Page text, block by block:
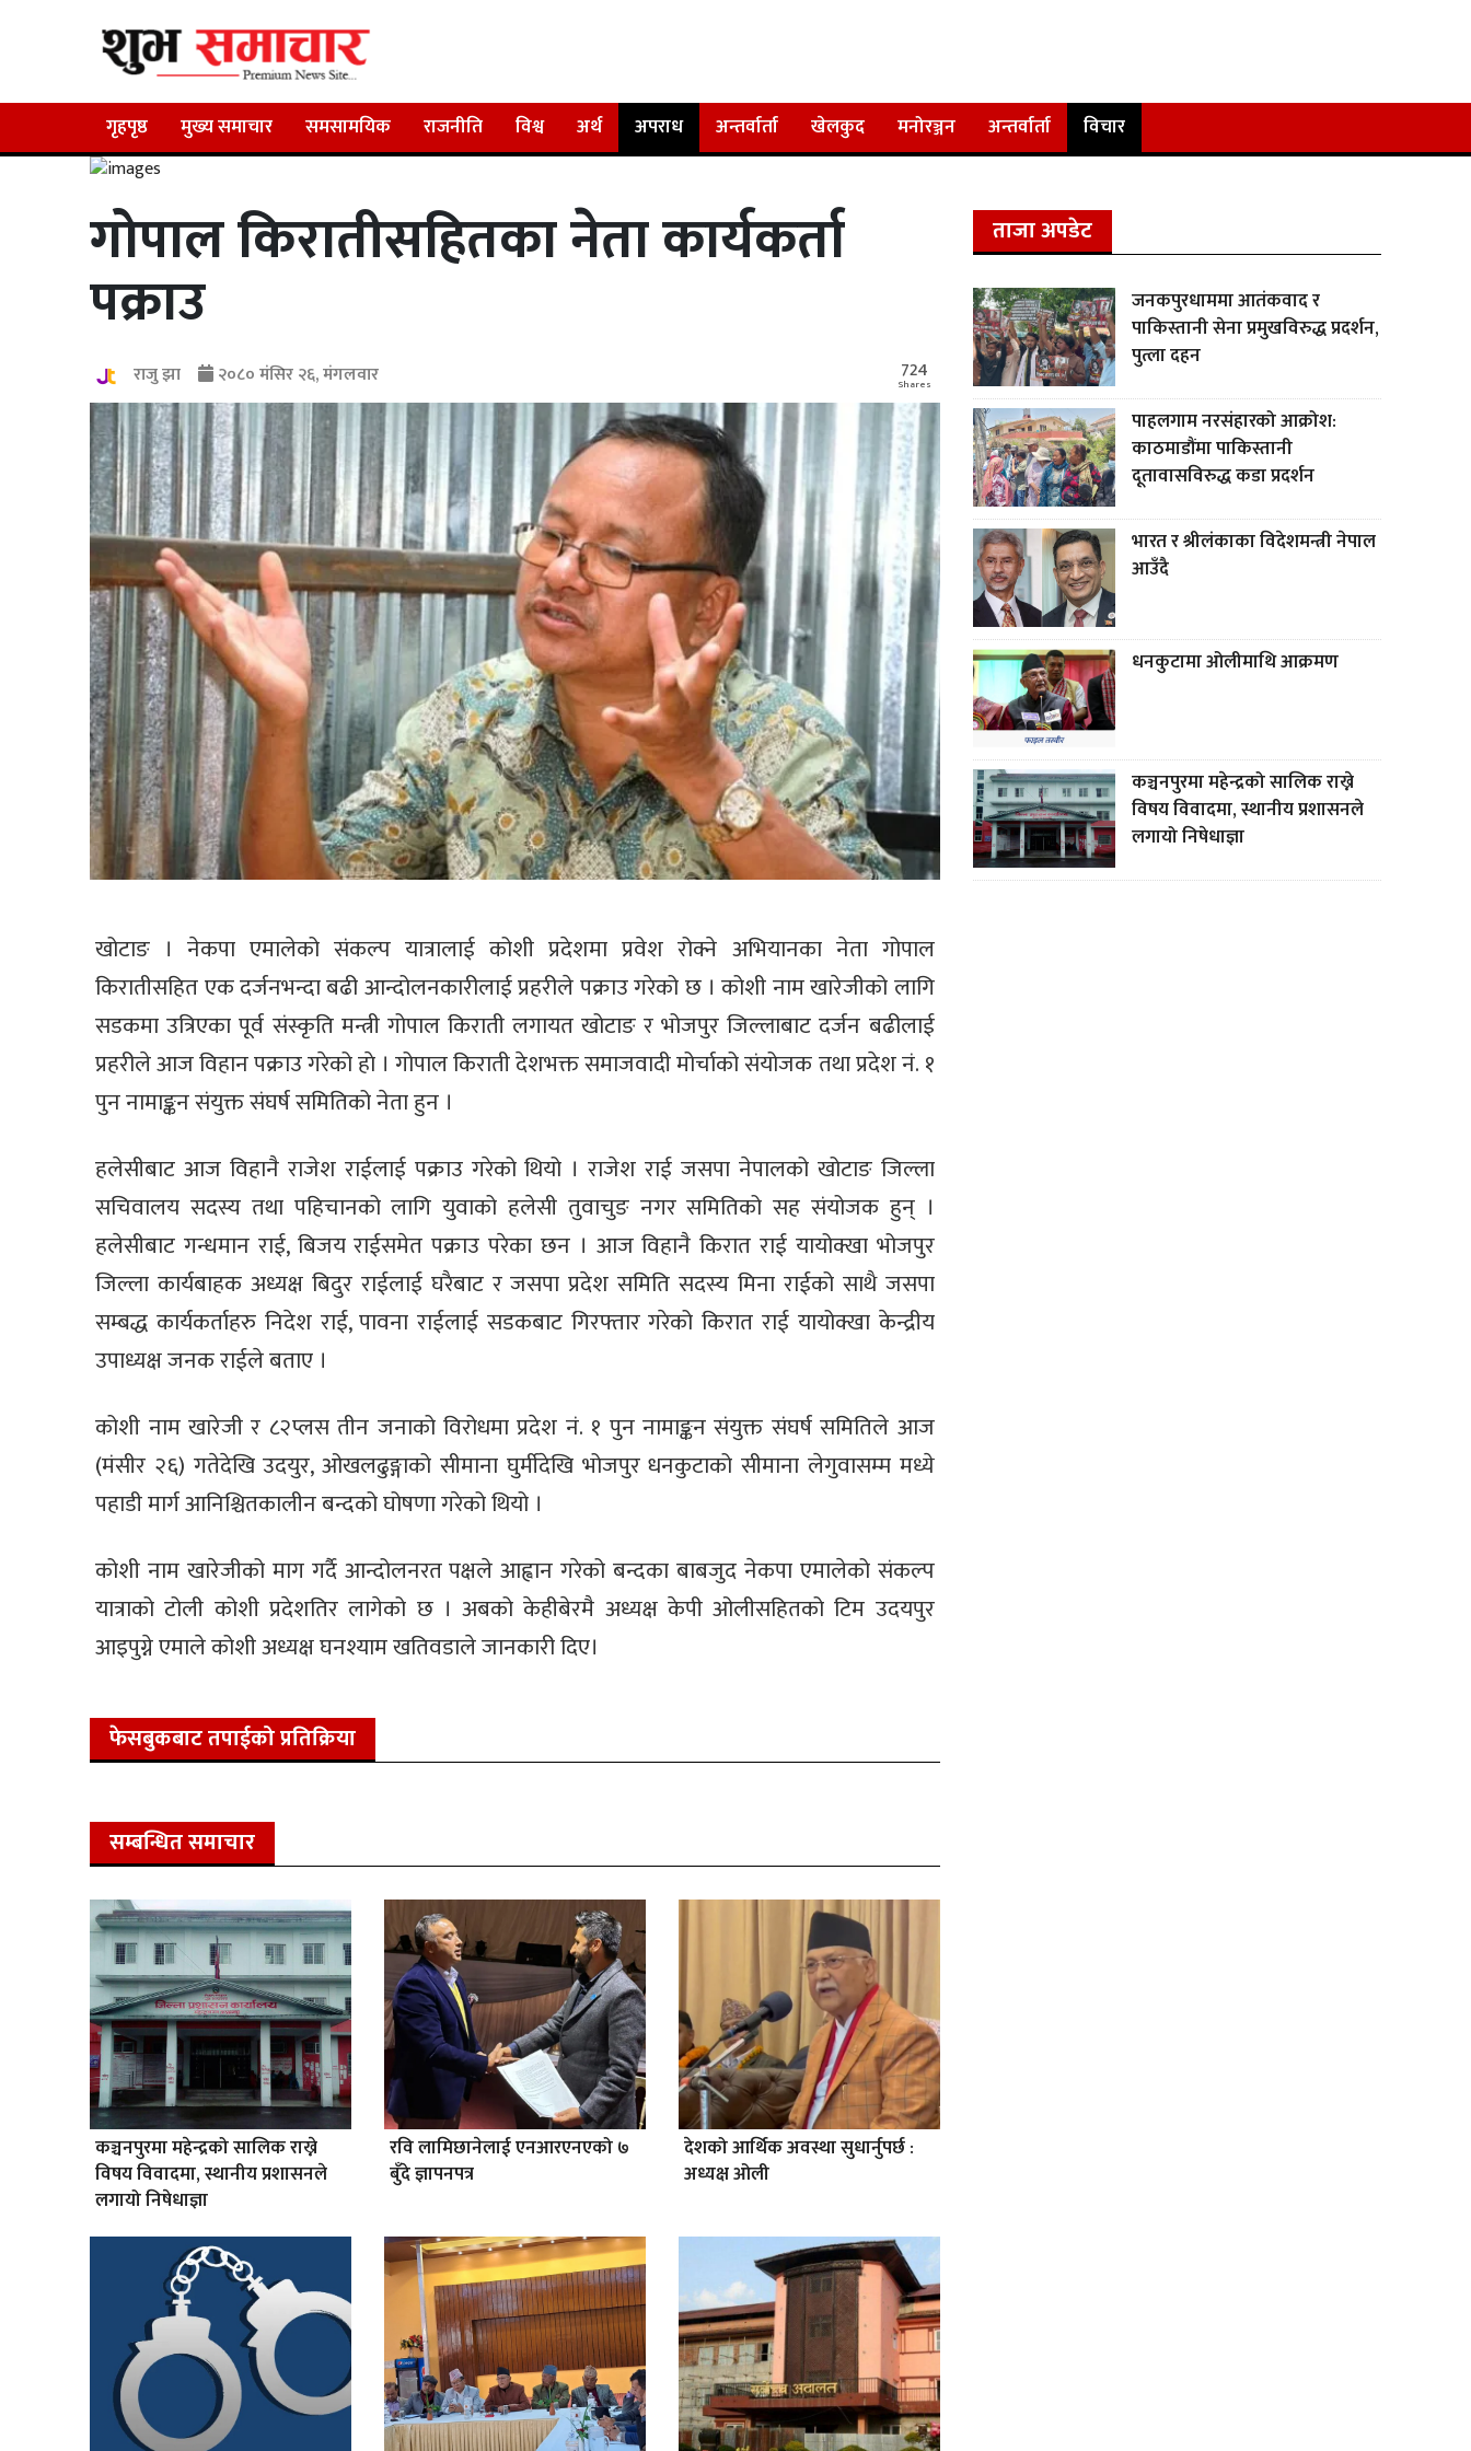
गृहपृष्ठ मुख्य समाचार समसामयिक राजनीति विश्व अर्थ अपराध अन्तर्वार्ता खेलकुद मनोरञ्जन अन्तर्वार्ता विचार
गोपाल किरातीसहितका नेता कार्यकर्ता
पक्राउ
राजु झा २०८० मंसिर २६, मंगलवार 724
Shares
खोटाङ । नेकपा एमालेको संकल्प यात्रालाई कोशी प्रदेशमा प्रवेश रोक्ने अभियानका नेता गोपाल
किरातीसहित एक दर्जनभन्दा बढी आन्दोलनकारीलाई प्रहरीले पक्राउ गरेको छ । कोशी नाम खारेजीको लागि
सडकमा उत्रिएका पूर्व संस्कृति मन्त्री गोपाल किराती लगायत खोटाङ र भोजपुर जिल्लाबाट दर्जन बढीलाई
प्रहरीले आज विहान पक्राउ गरेको हाे । गोपाल किराती देशभक्त समाजवादी मोर्चाको संयोजक तथा प्रदेश नं. १
पुन नामाङ्कन संयुक्त संघर्ष समितिको नेता हुन ।
हलेसीबाट आज विहानै राजेश राईलाई पक्राउ गरेको थियो । राजेश राई जसपा नेपालको खोटाङ जिल्ला
सचिवालय सदस्य तथा पहिचानको लागि युवाको हलेसी तुवाचुङ नगर समितिको सह संयोजक हुन् ।
हलेसीबाट गन्धमान राई, बिजय राईसमेत पक्राउ परेका छन । आज विहानै किरात राई यायोक्खा भोजपुर
जिल्ला कार्यबाहक अध्यक्ष बिदुर राईलाई घरैबाट र जसपा प्रदेश समिति सदस्य मिना राईको साथै जसपा
सम्बद्ध कार्यकर्ताहरु निदेश राई, पावना राईलाई सडकबाट गिरफ्तार गरेको किरात राई यायोक्खा केन्द्रीय
उपाध्यक्ष जनक राईले बताए ।
कोशी नाम खारेजी र ८२प्लस तीन जनाको विरोधमा प्रदेश नं. १ पुन नामाङ्कन संयुक्त संघर्ष समितिले आज
(मंसीर २६) गतेदेखि उदयुर, ओखलढुङ्गाको सीमाना घुर्मीदेखि भोजपुर धनकुटाको सीमाना लेगुवासम्म मध्ये
पहाडी मार्ग आनिश्चितकालीन बन्दको घोषणा गरेको थियो ।
कोशी नाम खारेजीको माग गर्दै आन्दोलनरत पक्षले आह्वान गरेको बन्दका बाबजुद नेकपा एमालेको संकल्प
यात्राको टोली कोशी प्रदेशतिर लागेको छ । अबको केहीबेरमै अध्यक्ष केपी ओलीसहितको टिम उदयपुर
आइपुग्ने एमाले कोशी अध्यक्ष घनश्याम खतिवडाले जानकारी दिए।
फेसबुकबाट तपाईको प्रतिक्रिया
सम्बन्धित समाचार
कञ्चनपुरमा महेन्द्रको सालिक राख्ने
विषय विवादमा, स्थानीय प्रशासनले
लगायो निषेधाज्ञा
रवि लामिछानेलाई एनआरएनएको ७
बुँदे ज्ञापनपत्र
देशको आर्थिक अवस्था सुधार्नुपर्छ :
अध्यक्ष ओली
ताजा अपडेट
जनकपुरधाममा आतंकवाद र
पाकिस्तानी सेना प्रमुखविरुद्ध प्रदर्शन,
पुत्ला दहन
पाहलगाम नरसंहारको आक्रोश:
काठमाडौंमा पाकिस्तानी
दूतावासविरुद्ध कडा प्रदर्शन
भारत र श्रीलंकाका विदेशमन्त्री नेपाल
आउँदै
धनकुटामा ओलीमाथि आक्रमण
कञ्चनपुरमा महेन्द्रको सालिक राख्ने
विषय विवादमा, स्थानीय प्रशासनले
लगायो निषेधाज्ञा